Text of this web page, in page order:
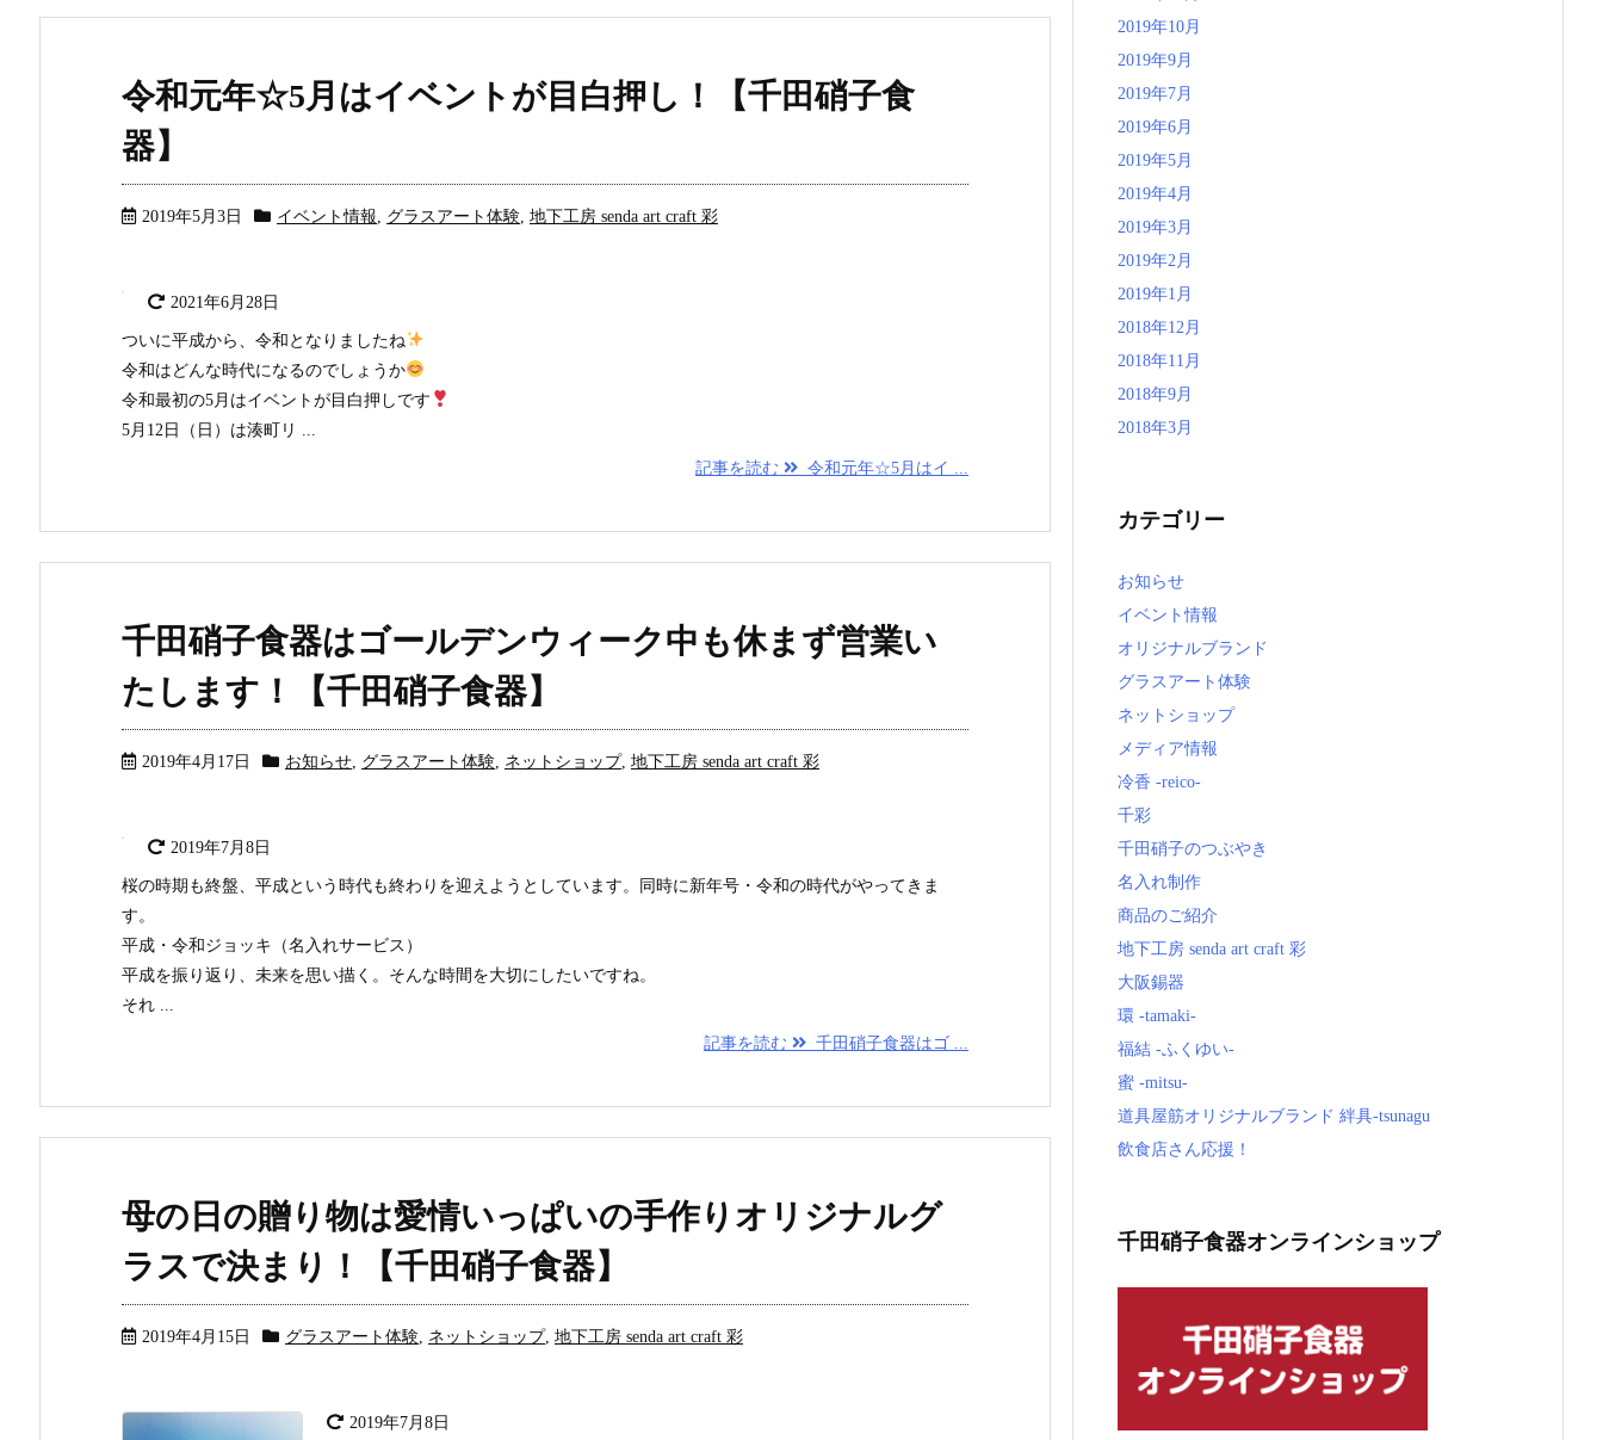
令和元年☆5月はイベントが目白押し！【千田硝子食
器】
2019年5月3日 イベント情報, グラスアート体験, 地下工房 senda art craft 彩
2021年6月28日
ついに平成から、令和となりましたね
令和はどんな時代になるのでしょうか
令和最初の5月はイベントが目白押しです
5月12日（日）は湊町リ ...
記事を読む 令和元年☆5月はイ ...
千田硝子食器はゴールデンウィーク中も休まず営業い
たします！【千田硝子食器】
2019年4月17日 お知らせ, グラスアート体験, ネットショップ, 地下工房 senda art craft 彩
2019年7月8日
桜の時期も終盤、平成という時代も終わりを迎えようとしています。同時に新年号・令和の時代がやってきま
す。
平成・令和ジョッキ（名入れサービス）
平成を振り返り、未来を思い描く。そんな時間を大切にしたいですね。
それ ...
記事を読む 千田硝子食器はゴ ...
母の日の贈り物は愛情いっぱいの手作りオリジナルグ
ラスで決まり！【千田硝子食器】
2019年4月15日 グラスアート体験, ネットショップ, 地下工房 senda art craft 彩
2019年7月8日
2019年10月
2019年9月
2019年7月
2019年6月
2019年5月
2019年4月
2019年3月
2019年2月
2019年1月
2018年12月
2018年11月
2018年9月
2018年3月
カテゴリー
お知らせ
イベント情報
オリジナルブランド
グラスアート体験
ネットショップ
メディア情報
冷香 -reico-
千彩
千田硝子のつぶやき
名入れ制作
商品のご紹介
地下工房 senda art craft 彩
大阪錫器
環 -tamaki-
福結 -ふくゆい-
蜜 -mitsu-
道具屋筋オリジナルブランド 絆具-tsunagu
飲食店さん応援！
千田硝子食器オンラインショップ